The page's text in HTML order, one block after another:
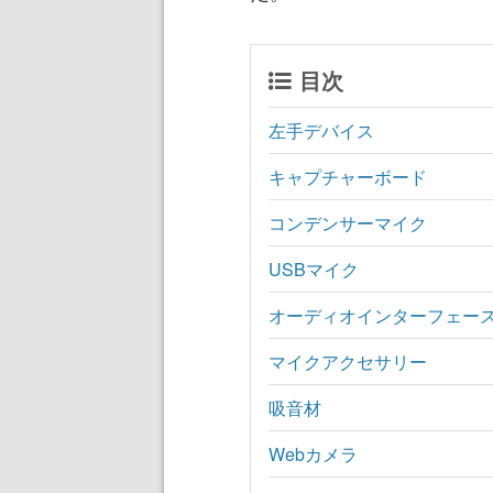
目次
左手デバイス
キャプチャーボード
コンデンサーマイク
USBマイク
オーディオインターフェー
マイクアクセサリー
吸音材
Webカメラ